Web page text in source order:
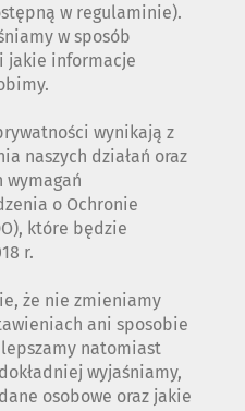
w regulaminie).
w sposób
jakie informacje
wynikają z
naszych działań oraz
wymagań
o Ochronie
które będzie
r.
że nie zmieniamy
ani sposobie
natomiast
wyjaśniamy,
osobowe oraz jakie